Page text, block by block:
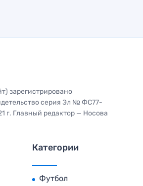
зарегистрировано
серия Эл № ФС77-
г. Главный редактор — Носова
Категории
Футбол